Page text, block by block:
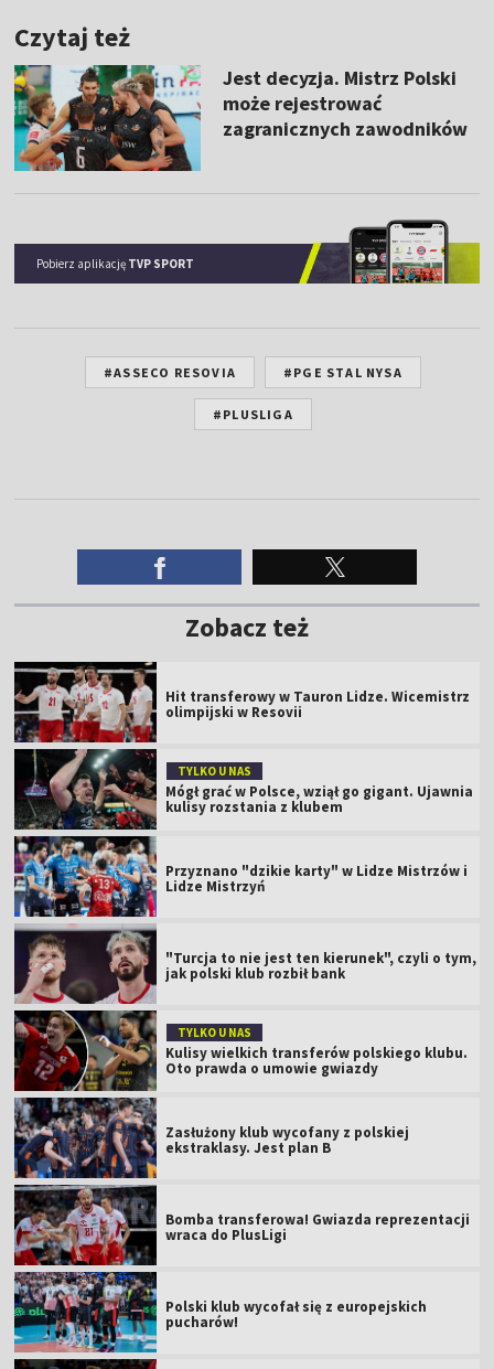
Czytaj też
Jest decyzja. Mistrz Polski
może rejestrować
zagranicznych zawodników
Pobierz aplikację TVP SPORT
#ASSECO RESOVIA #PGE STAL NYSA
#PLUSLIGA
Zobacz też
Hit transferowy w Tauron Lidze. Wicemistrz
olimpijski w Resovii
TYLKO U NAS
Mógł grać w Polsce, wziął go gigant. Ujawnia
kulisy rozstania z klubem
Przyznano "dzikie karty" w Lidze Mistrzów i
Lidze Mistrzyń
"Turcja to nie jest ten kierunek", czyli o tym,
jak polski klub rozbił bank
TYLKO U NAS
Kulisy wielkich transferów polskiego klubu.
Oto prawda o umowie gwiazdy
Zasłużony klub wycofany z polskiej
ekstraklasy. Jest plan B
Bomba transferowa! Gwiazda reprezentacji
wraca do PlusLigi
Polski klub wycofał się z europejskich
pucharów!